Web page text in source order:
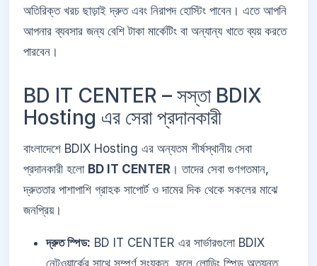
অতিরিক্ত খরচ ছাড়াই দ্রুত এবং নিরাপদ হোস্টিং পাবেন। এতে আপনি
আপনার ব্যবসার জন্য বেশি টাকা মার্কেটিং বা অন্যান্য খাতে ব্যয় করতে
পারবেন।
BD IT CENTER – সস্তা BDIX
Hosting এর সেরা প্রদানকারী
বাংলাদেশে BDIX Hosting এর অন্যতম শীর্ষস্থানীয় সেবা
প্রদানকারী হলো BD IT CENTER । তাদের সেবা গুণগতমান,
দ্রুততার পাশাপাশি গ্রাহক সাপোর্ট ও দামের দিক থেকে সকলের মাঝে
জনপ্রিয়।
দ্রুত স্পিড: BD IT CENTER এর সার্ভারগুলো BDIX
নেটওয়ার্কের সাথে সম্পূর্ণ সংযুক্ত, ফলে লোডিং স্পিড অত্যন্ত